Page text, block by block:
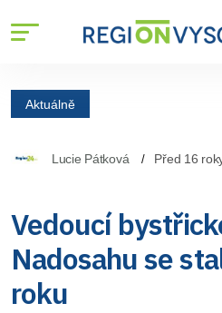
Aktuálně
Lucie Pátková Před 16
Vedoucí
Nadosahu se
roku